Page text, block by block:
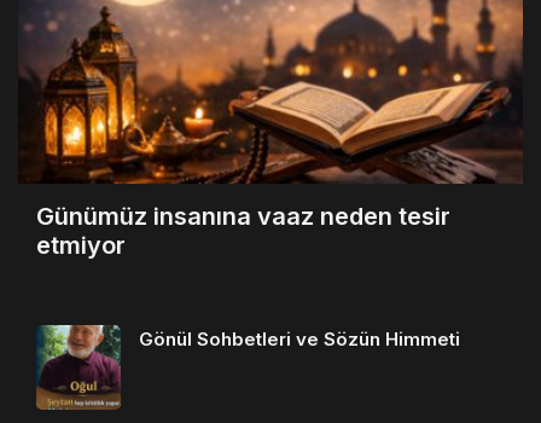
Günümüz insanına vaaz neden tesir
etmiyor
Gönül Sohbetleri ve Sözün Himmeti